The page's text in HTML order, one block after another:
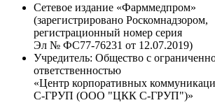
Сетевое издание «Фарммедпром»
(зарегистрировано Роскомнадзором,
регистрационный номер серия
Эл № ФС77-76231 от 12.07.2019)
Учредитель: Общество с
ответственностью
«Центр корпоративных
С-ГРУП (ООО "ЦКК С-ГРУП")»